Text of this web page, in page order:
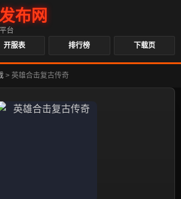
布网
台
开服表 排行榜 下载页
> 英雄合击复古传奇